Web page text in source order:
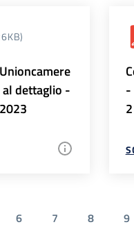
dettaglio -
-
6 7 8 9